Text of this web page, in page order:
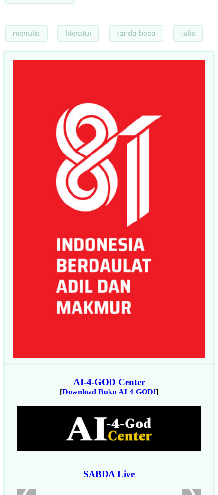
menulis literatur tanda baca tulis